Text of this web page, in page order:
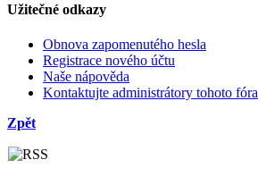
Užitečné odkazy
Obnova zapomenutého hesla
Registrace nového účtu
Naše nápověda
Kontaktujte administrátory tohoto fóra
Zpět